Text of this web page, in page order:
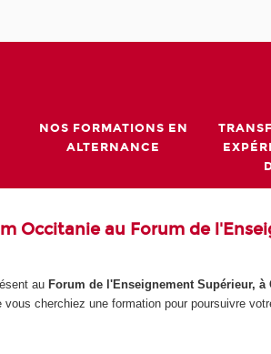
NOS FORMATIONS EN
ALTERNANCE
Occitanie au Forum de
auForum de l'Enseignement Supérieur, à
cherchiez une formation pour poursuivre